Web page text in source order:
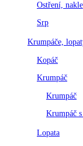
Ostření,
Srp
Krumpáče,
Kopáč
Krumpáč
Krumpáč
Krumpáč s
Lopata